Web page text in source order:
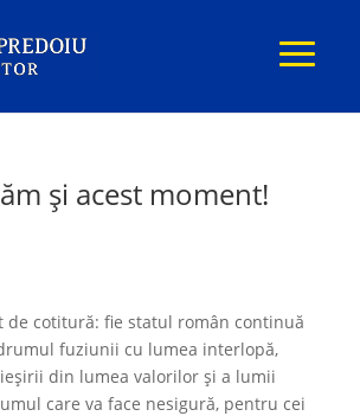
şi acest moment!
de cotitură: fie statul român continuă
fuziunii cu lumea interlopă,
din lumea valorilor şi a lumii
care va face nesigură, pentru cei